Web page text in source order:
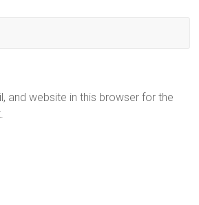
and website in this browser for the